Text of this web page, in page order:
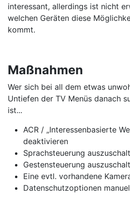
interessant, allerdings ist nicht
welchen Geräten diese
kommt.
Maßnahmen
Wer sich bei all dem etwas
Untiefen der TV Menüs danach
ist...
ACR / „Interessenbasierte
deaktivieren
Sprachsteuerung
Gestensteuerung
Eine evtl. vorhandene
Datenschutzoptionen